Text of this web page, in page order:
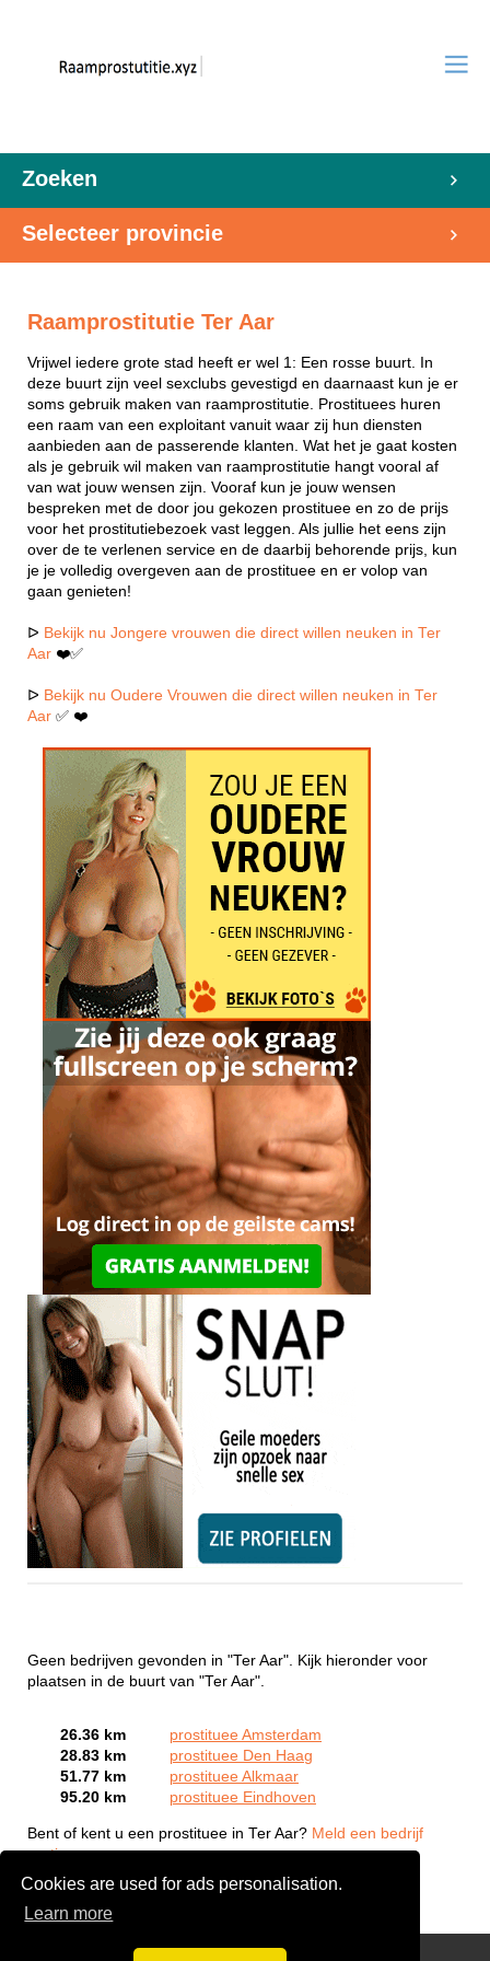
Cookies are used for ads personalisation.
Learn more
Zoeken
Selecteer provincie
Raamprostitutie Ter Aar
Vrijwel iedere grote stad heeft er wel 1: Een rosse buurt. In
deze buurt zijn veel sexclubs gevestigd en daarnaast kun je er
soms gebruik maken van raamprostitutie. Prostituees huren
een raam van een exploitant vanuit waar zij hun diensten
aanbieden aan de passerende klanten. Wat het je gaat kosten
als je gebruik wil maken van raamprostitutie hangt vooral af
van wat jouw wensen zijn. Vooraf kun je jouw wensen
bespreken met de door jou gekozen prostituee en zo de prijs
voor het prostitutiebezoek vast leggen. Als jullie het eens zijn
over de te verlenen service en de daarbij behorende prijs, kun
je je volledig overgeven aan de prostituee en er volop van
gaan genieten!
ᐅ Bekijk nu Jongere vrouwen die direct willen neuken in Ter
Aar ❤️✅
ᐅ Bekijk nu Oudere Vrouwen die direct willen neuken in Ter
Aar ✅ ❤️
Geen bedrijven gevonden in "Ter Aar". Kijk hieronder voor
plaatsen in de buurt van "Ter Aar".
26.36 km
prostituee Amsterdam
28.83 km
prostituee Den Haag
51.77 km
prostituee Alkmaar
95.20 km
prostituee Eindhoven
Bent of kent u een prostituee in Ter Aar? Meld een bedrijf
gratis aan